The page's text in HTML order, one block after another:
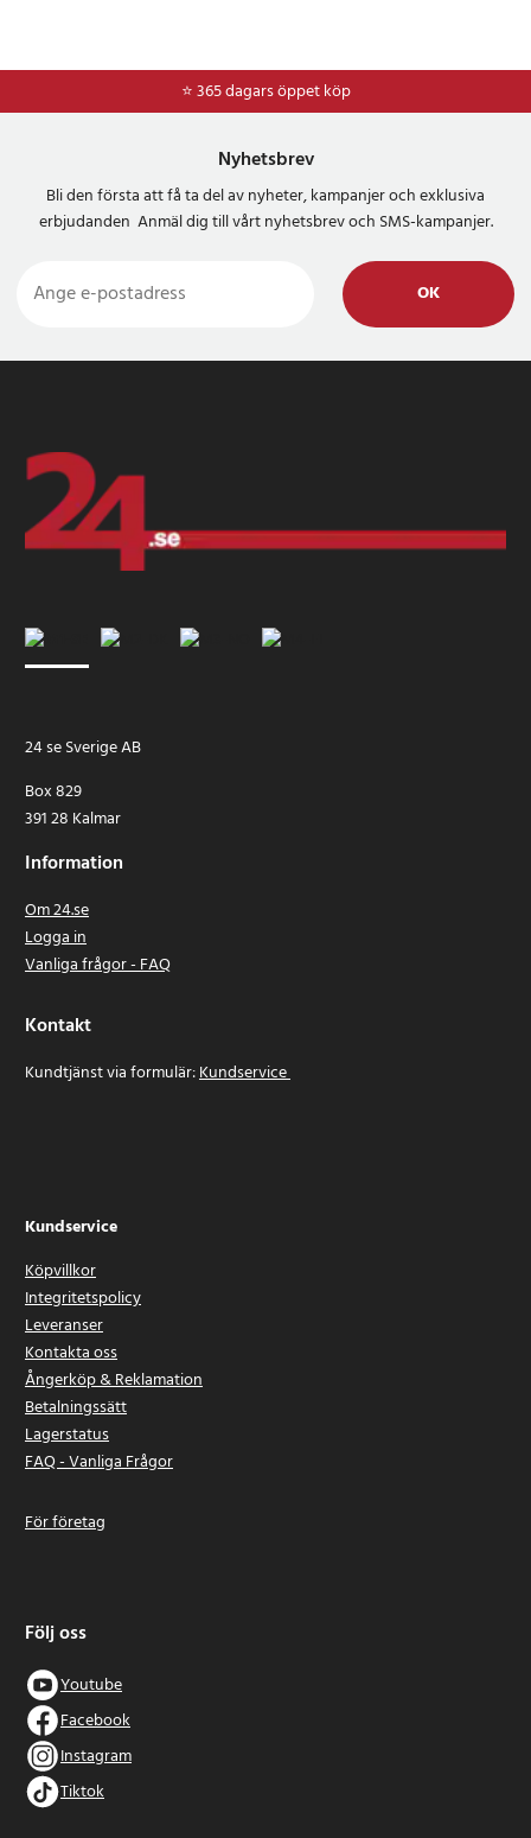
⭐ 365 dagars öppet köp
⭐Frakt 49kr *
Nyhetsbrev
Bli den första att få ta del av nyheter, kampanjer och exklusiva
erbjudanden Anmäl dig till vårt nyhetsbrev och SMS-kampanjer.
OK
24 se Sverige AB
Box 829
391 28 Kalmar
Information
Om 24.se
Logga in
Vanliga frågor - FAQ
Kontakt
Kundtjänst via formulär:Kundservice
Kundservice
Köpvillkor
Integritetspolicy
Leveranser
Kontakta oss
Ångerköp & Reklamation
Betalningssätt
Lagerstatus
FAQ - Vanliga Frågor
För företag
Följ oss
Youtube
Facebook
Instagram
Tiktok